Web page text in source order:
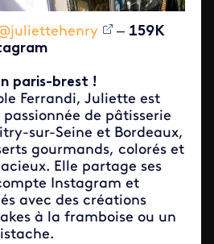
– 159K
paris-brest !
Ferrandi, Juliette est
de pâtisserie
sur-Seine et Bordeaux,
gourmands, colorés et
Elle partage ses
Instagram et
avec des créations
à la framboise ou un